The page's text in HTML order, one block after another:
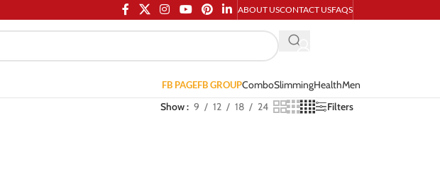
ABOUT USCONTACT USFAQS
FB PAGEFB GROUPComboSlimmingHealthMen
Show 9 12 18 24 Filters